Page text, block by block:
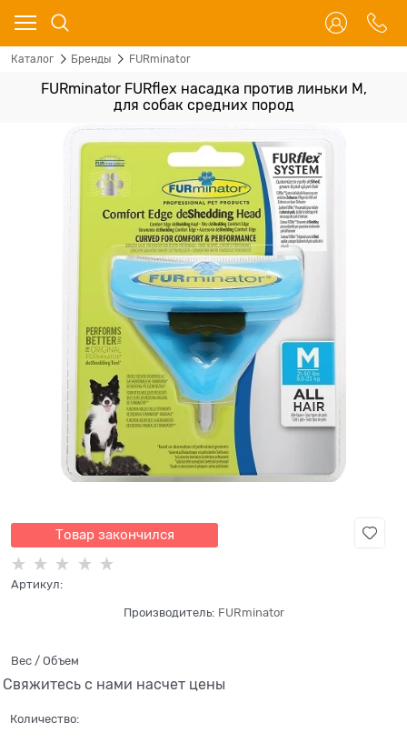
Каталог Бренды FURminator
FURminator FURflex насадка против линьки M,
для собак средних пород
Товар закончился
Артикул:
Производитель: FURminator
Вес / Объем
Свяжитесь с нами насчет цены
Количество: